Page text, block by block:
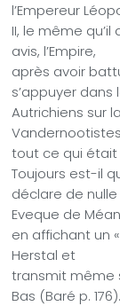
l’Empereur
II, le même
avis, l’Empire,
après avoir
s’appuyer dans
Autrichiens sur
tout ce qui était
Toujours est-il
déclare de nulle
Eveque de
en affichant un «
Herstal et
transmit même
Bas (Baré p. 176).